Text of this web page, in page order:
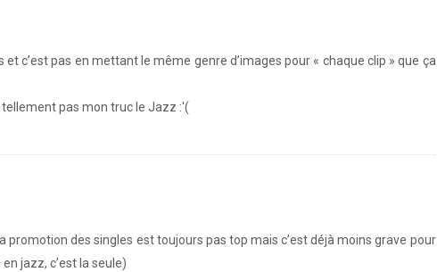
et c’est pas en mettant le même genre d’images pour « chaque clip » que ça
tellement pas mon truc le Jazz :'(
promotion des singles est toujours pas top mais c’est déjà moins grave pour
jazz, c’est la seule)